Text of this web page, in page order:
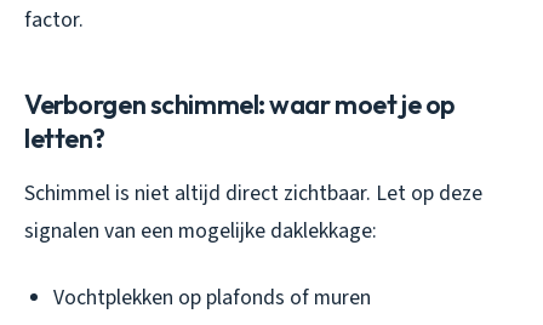
factor.
Verborgen schimmel: waar moet je op
letten?
Schimmel is niet altijd direct zichtbaar. Let op deze
signalen van een mogelijke daklekkage:
Vochtplekken op plafonds of muren